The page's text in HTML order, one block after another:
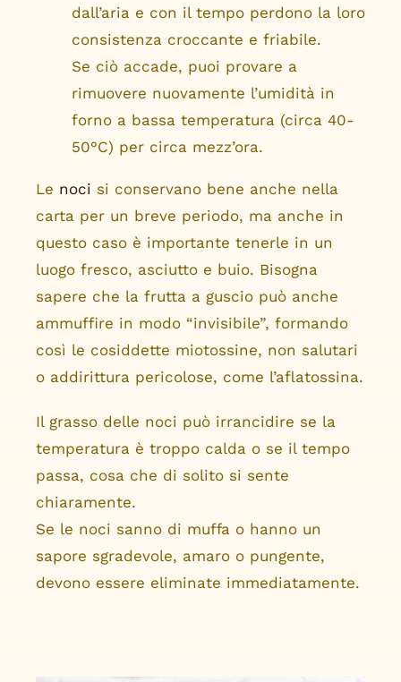
dall’aria e con il tempo perdono la loro
consistenza croccante e friabile.
Se ciò accade, puoi provare a
rimuovere nuovamente l’umidità in
forno a bassa temperatura (circa 40-
50°C) per circa mezz’ora.
Le noci si conservano bene anche nella
carta per un breve periodo, ma anche in
questo caso è importante tenerle in un
luogo fresco, asciutto e buio. Bisogna
sapere che la frutta a guscio può anche
ammuffire in modo “invisibile”, formando
così le cosiddette miotossine, non salutari
o addirittura pericolose, come l’aflatossina.
Il grasso delle noci può irrancidire se la
temperatura è troppo calda o se il tempo
passa, cosa che di solito si sente
chiaramente.
Se le noci sanno di muffa o hanno un
sapore sgradevole, amaro o pungente,
devono essere eliminate immediatamente.